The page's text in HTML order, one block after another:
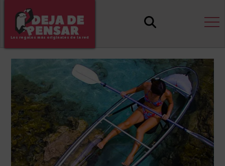
Los regalos más originales de la red